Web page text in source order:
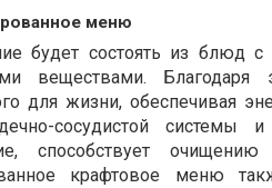
меню
будет состоять из блюд
веществами.
для жизни, обеспечивая
сосудистой системы
способствует
крафтовое меню